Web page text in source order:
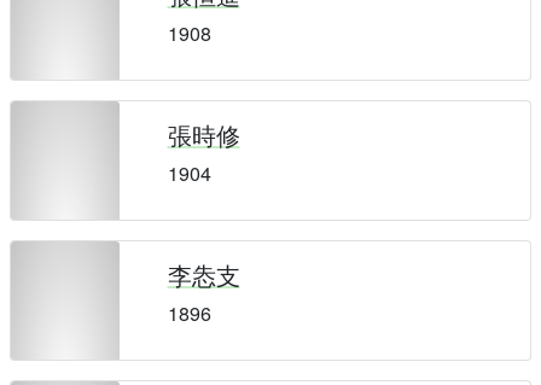
1908
張時修
1904
李怣支
1896